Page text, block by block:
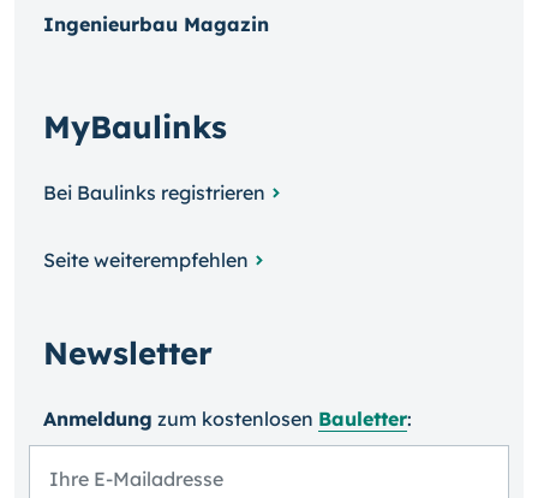
Ingenieurbau Magazin
MyBaulinks
Bei Baulinks registrieren
Seite weiterempfehlen
Newsletter
Anmeldung zum kosten­losen Bauletter: